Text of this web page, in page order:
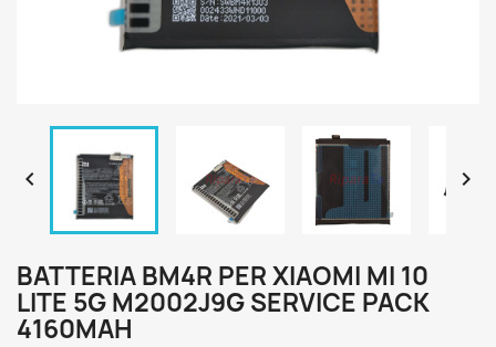
 
BATTERIA BM4R PER XIAOMI MI 10
LITE 5G M2002J9G SERVICE PACK
4160MAH